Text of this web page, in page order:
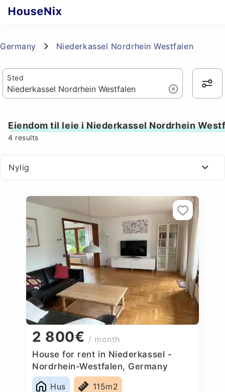
Germany Niederkassel Nordrhein Westfalen
Sted
Eiendom til leie i Niederkassel Nordrhein
4 results
Nylig
2 800€ / month
House for rent in Niederkassel -
Nordrhein-Westfalen, Germany
Hus
115m2